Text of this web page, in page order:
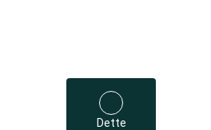
Dette